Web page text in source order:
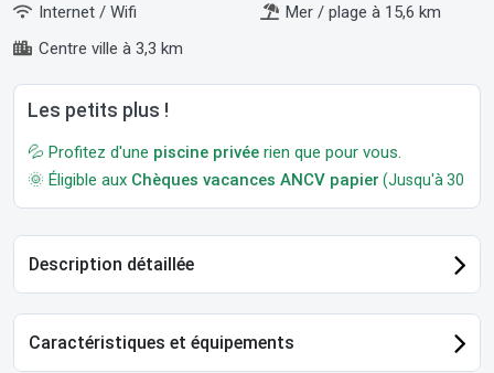
Internet / Wifi
Mer / plage à 15,6 km
Centre ville à 3,3 km
Les petits plus !
💦 Profitez d'une piscine privée rien que pour vous.
🌞 Éligible aux Chèques vacances ANCV papier (Jusqu'à 30
Description détaillée
Caractéristiques et équipements